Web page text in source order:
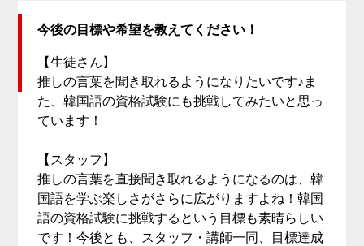
今後の目標や希望を教えてください！
【生徒さん】
推しの言葉を聞き取れるようになりたいです♪ま
た、韓国語の資格試験にも挑戦してみたいと思っ
ています！
【スタッフ】
推しの言葉を直接聞き取れるようになるのは、韓
国語を学ぶ楽しさがさらに広がりますよね！韓国
語の資格試験に挑戦するという目標も素晴らしい
です！今後とも、スタッフ・講師一同、目標達成